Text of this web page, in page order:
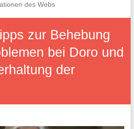
des Webs
zur Behebung
bei Doro und
der